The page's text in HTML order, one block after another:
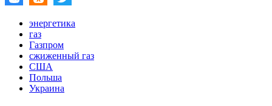
энергетика
газ
Газпром
сжиженный газ
США
Польша
Украина